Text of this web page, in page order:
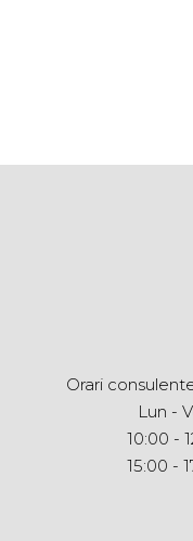
Orari
Lun -
10:00 -
15:00 -